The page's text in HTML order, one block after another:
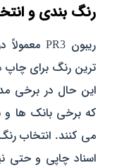
رنگ‌ بندی و
ریبون PR3 معمولاً در
ترین رنگ برای
این حال در برخی
که برخی بانک‌ ها و
می‌ کنند. انتخاب
اسناد چاپی و حتی